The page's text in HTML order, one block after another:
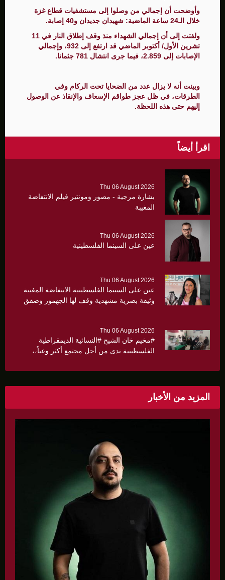
وأوضحت أن إجمالي من وصلوا إلى مستشفيات قطاع غزة
خلال الـ24 ساعة الماضية: شهيدان جديدان و40 إصابة.
ولفتت إلى أن إجمالي الشهداء منذ وقف إطلاق النار في 11
تشرين الأول/ أكتوبر الماضي قد ارتفع إلى 932، وإجمالي
الإصابات إلى 2.859، فيما جرى انتشال 781 جثمانا.
وبينت أنه لا يزال عدد من الضحايا تحت الركام وفي
الطرقات، في ظل عجز طواقم الإسعاف والإنقاذ عن الوصول
إليهم حتى هذه اللحظة.
اقرأ أيضاً
Thu 06 August 2026
بشارة مرجية - مصور ومونتير فيلم الانتفاضة
المغيبة
Thu 06 August 2026
عين على السينما الفلسطينية
Thu 06 August 2026
عين على السينما الفلسطينية الانتفاضة المغيبة
وثيقة بصرية مشهدية وقف لها الجهمور وصفق
Thu 06 August 2026
#مخيم خان الشيح #النسائية الديمقراطية
الفلسطينية ندى من أجل مجتمع أكثر وعياً،،
بروشورات توعوية على سيدات الحي.
المزيد من الأخبار